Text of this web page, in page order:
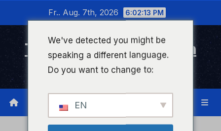
wechseln
Fr.. Aug. 7th, 2026 6:02:13 PM
Timeline Bad Kreuznach
Infonetzwerk für Bad Kreuznach
We've detected you might be
speaking a different language.
Do you want to change to:
EN